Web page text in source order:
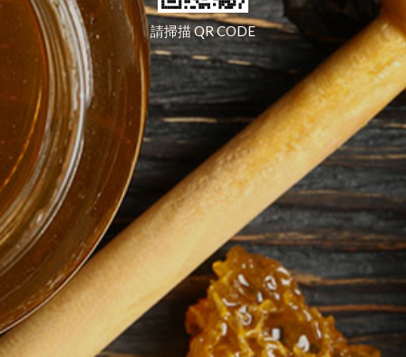
請掃描 QR CODE